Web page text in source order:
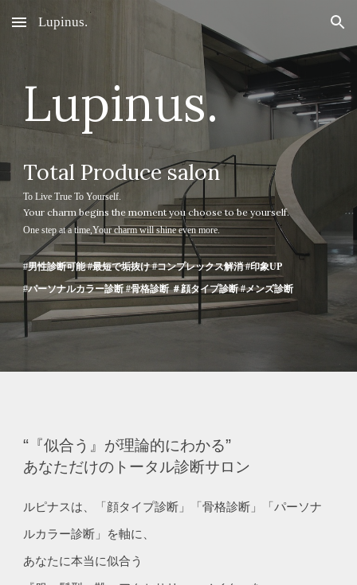
Skip to main content Skip to navigation
Lupinus.
Lupinus.
Total Produce salon
To Live True To Yourself.
Your charm begins the moment youchooseto be yourself.
One step at a time,Your charm will shine even more.
#男性診断可能 #最短で垢抜け #コンプレックス解消#印象UP
#パーソナルカラー診断 #骨格診断 ＃顔タイプ診断 #メンズ診断
“ 『似合う』が理論的にわかる”
あなただけのトータル診断サロン
ルピナスは、「顔タイプ診断」「骨格診断」「パーソナ
ルカラー診断」を軸に、
あなたに本当に似合う